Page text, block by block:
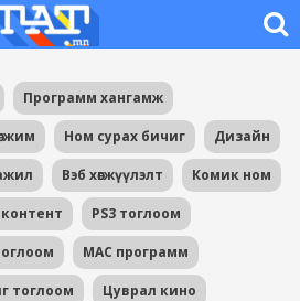
Программ хангамж
Ном сурах бичиг Дизайн
Вэб хөгжүүлэлт Комик ном
PS3 тоглоом
MAC программ
тоглоом Цуврал кино